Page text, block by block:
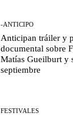
-ANTICIPO
Anticipan tráiler y
documental sobre
Matías Gueilburt y
septiembre
FESTIVALES